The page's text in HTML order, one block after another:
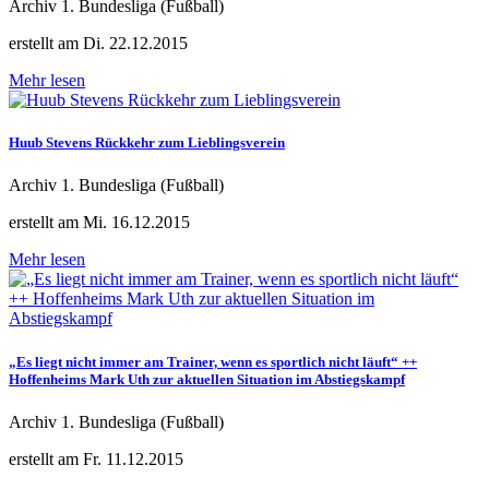
Archiv 1. Bundesliga (Fußball)
erstellt am Di. 22.12.2015
Mehr lesen
Huub Stevens Rückkehr zum Lieblingsverein
Archiv 1. Bundesliga (Fußball)
erstellt am Mi. 16.12.2015
Mehr lesen
„Es liegt nicht immer am Trainer, wenn es sportlich nicht läuft“ ++
Hoffenheims Mark Uth zur aktuellen Situation im Abstiegskampf
Archiv 1. Bundesliga (Fußball)
erstellt am Fr. 11.12.2015